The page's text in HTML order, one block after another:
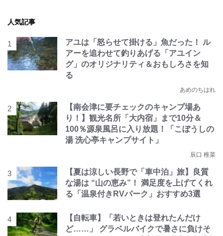
人気記事
アユは「怒らせて掛ける」魚だった！ ル
アーを追わせて釣りあげる「アユイン
グ」のオリジナリティ＆おもしろさを知
る
あめのちはれ
【南会津に要チェックのキャンプ場あ
り！】観光名所「大内宿」まで10分＆
100％源泉風呂に入り放題！「こぼうしの
湯 洗心亭キャンプサイト」
辰口 稚菜
【夏は涼しい長野で「車中泊」旅】良質
な湯は “山の恵み”！ 満足度を上げてくれ
る「温泉付きRVパーク」おすすめ3選
【自転車】「若いときは登れたんだけ
ど……」 グラベルバイクで暑さに負けそ